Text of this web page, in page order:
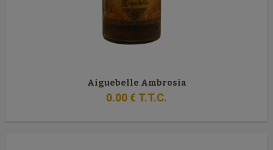
Aiguebelle Ambrosia
0.00€ T.T.C.